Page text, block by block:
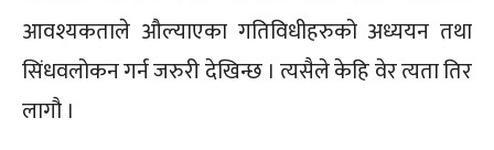
आवश्यकताले औल्याएका गतिविधीहरुको अध्ययन तथा
सिंधवलोकन गर्न जरुरी देखिन्छ । त्यसैले केहि वेर त्यता तिर
लागौ ।